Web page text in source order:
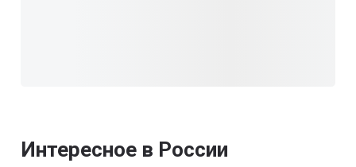
Интересное в России